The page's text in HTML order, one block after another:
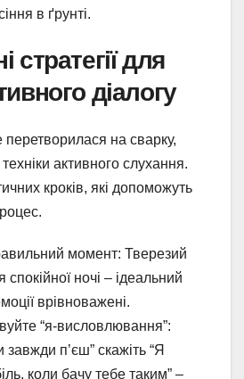
в ґрунті.
стратегії для
діалогу
на сварку,
активного слухання.
кроків, які допоможуть
момент: Тверезий
спокійної ночі – ідеальний
врівноважені.
“я-висловлювання”:
завжди п’єш” скажіть “Я
коли бачу тебе таким” –